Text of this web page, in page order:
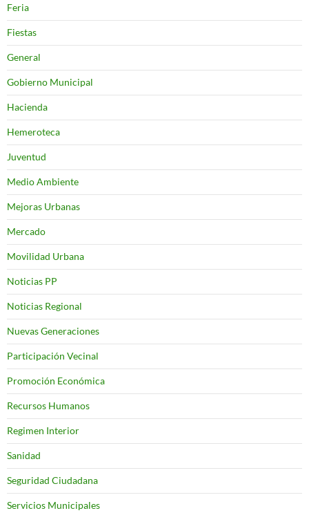
Feria
Fiestas
General
Gobierno Municipal
Hacienda
Hemeroteca
Juventud
Medio Ambiente
Mejoras Urbanas
Mercado
Movilidad Urbana
Noticias PP
Noticias Regional
Nuevas Generaciones
Participación Vecinal
Promoción Económica
Recursos Humanos
Regimen Interior
Sanidad
Seguridad Ciudadana
Servicios Municipales